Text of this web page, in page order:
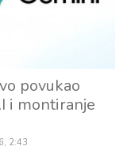
povukao
i montiranje
2:43